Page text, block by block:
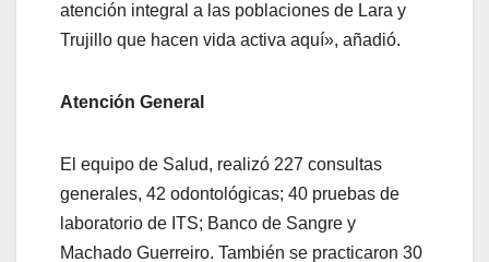
atención integral a las poblaciones de Lara y
Trujillo que hacen vida activa aquí», añadió.
Atención General
El equipo de Salud, realizó 227 consultas
generales, 42 odontológicas; 40 pruebas de
laboratorio de ITS; Banco de Sangre y
Machado Guerreiro. También se practicaron 30